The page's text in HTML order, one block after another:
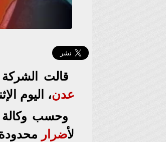
قالت
عدن، اليوم
وحسب
لأضرار